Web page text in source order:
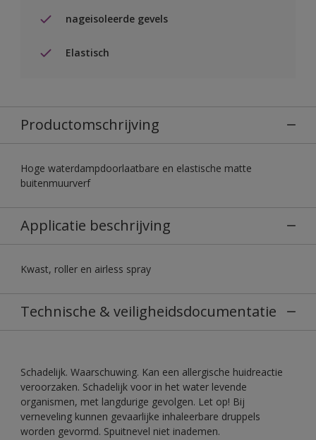
nageisoleerde gevels
Elastisch
Productomschrijving
Hoge waterdampdoorlaatbare en elastische matte
buitenmuurverf
Applicatie beschrijving
Kwast, roller en airless spray
Technische & veiligheidsdocumentatie
Schadelijk. Waarschuwing. Kan een allergische huidreactie
veroorzaken. Schadelijk voor in het water levende
organismen, met langdurige gevolgen. Let op! Bij
verneveling kunnen gevaarlijke inhaleerbare druppels
worden gevormd. Spuitnevel niet inademen.